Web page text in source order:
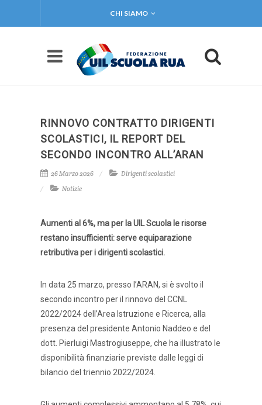
CHI SIAMO
RINNOVO CONTRATTO DIRIGENTI
SCOLASTICI, IL REPORT DEL
SECONDO INCONTRO ALL’ARAN
26 Marzo 2026
Dirigenti scolastici
Notizie
Aumenti al 6%, ma per la UIL Scuola le risorse
restano insufficienti: serve equiparazione
retributiva per i dirigenti scolastici.
In data 25 marzo, presso l’ARAN, si è svolto il
secondo incontro per il rinnovo del CCNL
2022/2024 dell’Area Istruzione e Ricerca, alla
presenza del presidente Antonio Naddeo e del
dott. Pierluigi Mastrogiuseppe, che ha illustrato le
disponibilità finanziarie previste dalle leggi di
bilancio del triennio 2022/2024.